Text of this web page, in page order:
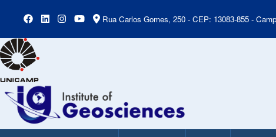
Rua Carlos Gomes, 250 - CEP: 13083-855 -